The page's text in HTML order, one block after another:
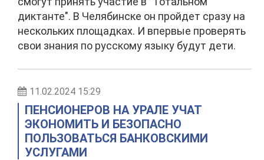
диктанте". В Челябинске он пройдет сразу на
нескольких площадках. И впервые проверять
свои знания по русскому языку будут дети.
11.02.2024 15:29
ПЕНСИОНЕРОВ НА УРАЛЕ УЧАТ
ЭКОНОМИТЬ И БЕЗОПАСНО
ПОЛЬЗОВАТЬСЯ БАНКОВСКИМИ
УСЛУГАМИ